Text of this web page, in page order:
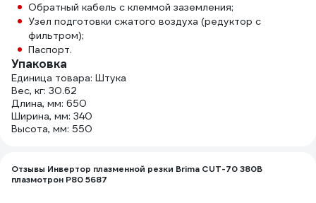
Обратный кабель с клеммой заземления;
Узел подготовки сжатого воздуха (редуктор с
фильтром);
Паспорт.
Упаковка
Единица товара: Штука
Вес, кг: 30.62
Длина, мм: 650
Ширина, мм: 340
Высота, мм: 550
Отзывы Инвертор плазменной резки Brima CUT-70 380В
плазмотрон P80 5687